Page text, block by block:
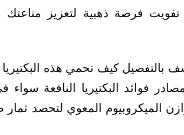
تفويت فرصة ذهبية لتعزيز
بالتفصيل كيف تحمي هذه
فوائد البكتيريا النافعة سواء
الميكروبيوم المعوي لتحصد